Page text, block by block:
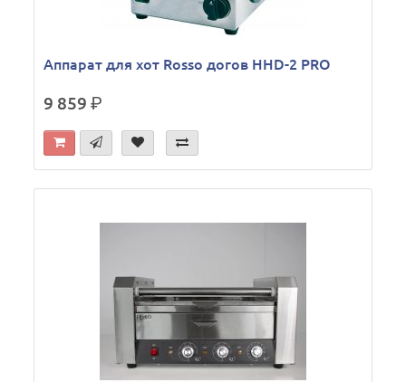
Аппарат для хот Rosso догов HHD-2 PRO
9 859р.